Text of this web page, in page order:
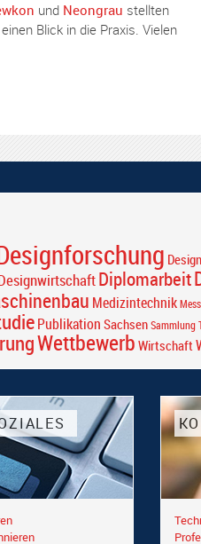
und Neongrau stellten
Blick in die Praxis. Vielen
Diplomarbeit
Medizintechnik
Publikation Sachsen Sammlung
Wettbewerb Wirtschaft